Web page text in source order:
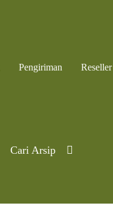
Pengiriman Reseller
Cari Arsip